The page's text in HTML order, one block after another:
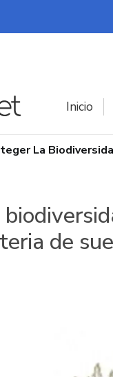
Inicio
La
de